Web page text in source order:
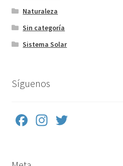
Naturaleza
Sin categoría
Sistema Solar
Síguenos
Fa In